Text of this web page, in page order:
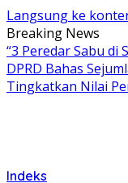
Langsung ke
Breaking News
“3 Peredar Sabu di
DPRD Bahas
Tingkatkan Nilai
Indeks